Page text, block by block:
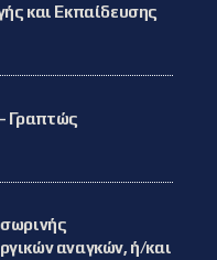
και Εκπαίδευσης
Γραπτώς
αναγκών, ή/και